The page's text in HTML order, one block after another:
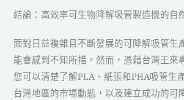
結論：高效率可生物降解吸管製造機的自
面對日益複雜且不斷發展的可降解吸管生
能會感到不知所措。然而，憑藉台灣王來
您可以清楚了解PLA、紙張和PHA吸管生
台灣地區的市場動態，以及建立成功的可